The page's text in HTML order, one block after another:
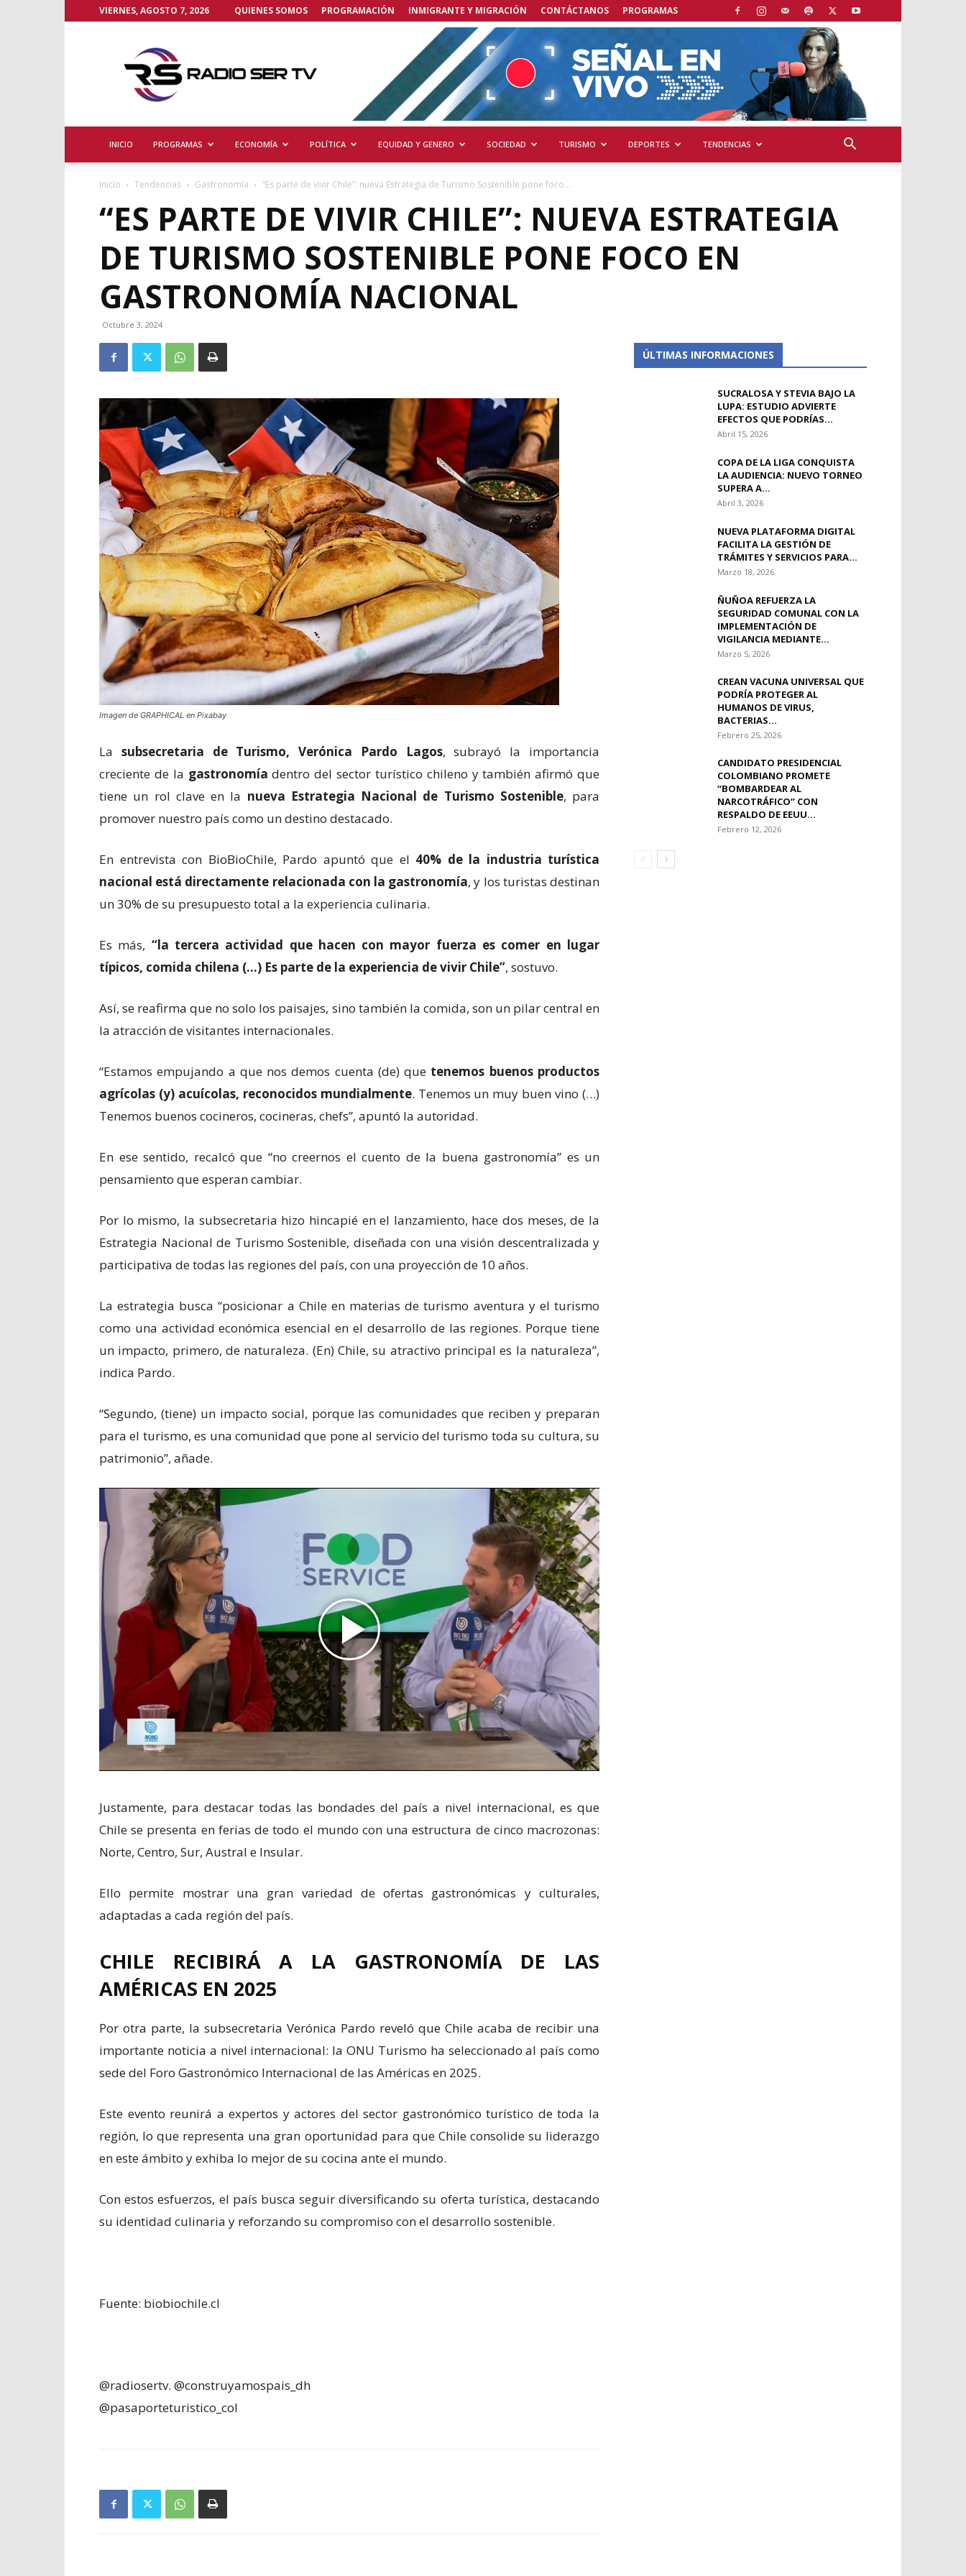
VIERNES, AGOSTO 7, 2026 QUIENES SOMOS PROGRAMACIÓN INMIGRANTE Y MIGRACIÓN CONTÁCTANOS PROGRAMAS
TV
INICIO PROGRAMAS ECONOMÍA POLÍTICA EQUIDAD Y GENERO SOCIEDAD TURISMO DEPORTES TENDENCIAS
Inicio Tendencias Gastronomía “Es parte de vivir Chile”: nueva Estrategia de Turismo Sostenible pone foco...
“ES PARTE DE VIVIR CHILE”: NUEVA ESTRATEGIA
DE TURISMO SOSTENIBLE PONE FOCO EN
GASTRONOMÍA NACIONAL
Octubre 3, 2024
Imagen de GRAPHICAL en Pixabay
La subsecretaria de Turismo, Verónica Pardo Lagos, subrayó la importancia
creciente de la gastronomíadentro del sector turístico chileno y también afirmó que
tiene un rol clave en la nueva Estrategia Nacional de Turismo Sostenible, para
promover nuestro país como un destino destacado.
En entrevista con BioBioChile, Pardo apuntó que el 40% de la industria turística
nacional está directamente relacionada con la gastronomía, y los turistas destinan
un 30% de su presupuesto total a la experiencia culinaria.
Es más, “la tercera actividad que hacen con mayor fuerza es comer en lugar
típicos, comida chilena (…) Es parte de la experiencia de vivir Chile”, sostuvo.
Así, se reafirma que no solo los paisajes, sino también la comida, son un pilar central en
la atracción de visitantes internacionales.
“Estamos empujando a que nos demos cuenta (de) que tenemos buenos productos
agrícolas (y) acuícolas, reconocidos mundialmente. Tenemos un muy buen vino (…)
Tenemos buenos cocineros, cocineras, chefs”, apuntó la autoridad.
En ese sentido, recalcó que “no creernos el cuento de la buena gastronomía” es un
pensamiento que esperan cambiar.
Por lo mismo, la subsecretaria hizo hincapié en el lanzamiento, hace dos meses, de la
Estrategia Nacional de Turismo Sostenible, diseñada con una visión descentralizada y
participativa de todas las regiones del país, con una proyección de 10 años.
La estrategia busca “posicionar a Chile en materias de turismo aventura y el turismo
como una actividad económica esencial en el desarrollo de las regiones. Porque tiene
un impacto, primero, de naturaleza. (En) Chile, su atractivo principal es la naturaleza”,
indica Pardo.
“Segundo, (tiene) un impacto social, porque las comunidades que reciben y preparan
para el turismo, es una comunidad que pone al servicio del turismo toda su cultura, su
patrimonio”, añade.
Justamente, para destacar todas las bondades del país a nivel internacional, es que
Chile se presenta en ferias de todo el mundo con una estructura de cinco macrozonas:
Norte, Centro, Sur, Austral e Insular.
Ello permite mostrar una gran variedad de ofertas gastronómicas y culturales,
adaptadas a cada región del país.
CHILE RECIBIRÁ A LA GASTRONOMÍA DE LAS
AMÉRICAS EN 2025
Por otra parte, la subsecretaria Verónica Pardo reveló que Chile acaba de recibir una
importante noticia a nivel internacional: la ONU Turismo ha seleccionado al país como
sede del Foro Gastronómico Internacional de las Américas en 2025.
Este evento reunirá a expertos y actores del sector gastronómico turístico de toda la
región, lo que representa una gran oportunidad para que Chile consolide su liderazgo
en este ámbito y exhiba lo mejor de su cocina ante el mundo.
Con estos esfuerzos, el país busca seguir diversificando su oferta turística, destacando
su identidad culinaria y reforzando su compromiso con el desarrollo sostenible.
Fuente: biobiochile.cl
@radiosertv. @construyamospais_dh
@pasaporteturistico_col
ÚLTIMAS INFORMACIONES
SUCRALOSA Y STEVIA BAJO LA
LUPA: ESTUDIO ADVIERTE
EFECTOS QUE PODRÍAS...
Abril 15, 2026
COPA DE LA LIGA CONQUISTA
LA AUDIENCIA: NUEVO TORNEO
SUPERA A...
Abril 3, 2026
NUEVA PLATAFORMA DIGITAL
FACILITA LA GESTIÓN DE
TRÁMITES Y SERVICIOS PARA...
Marzo 18, 2026
ÑUÑOA REFUERZA LA
SEGURIDAD COMUNAL CON LA
IMPLEMENTACIÓN DE
VIGILANCIA MEDIANTE...
Marzo 5, 2026
CREAN VACUNA UNIVERSAL QUE
PODRÍA PROTEGER AL
HUMANOS DE VIRUS,
BACTERIAS...
Febrero 25, 2026
CANDIDATO PRESIDENCIAL
COLOMBIANO PROMETE
“BOMBARDEAR AL
NARCOTRÁFICO” CON
RESPALDO DE EEUU...
Febrero 12, 2026